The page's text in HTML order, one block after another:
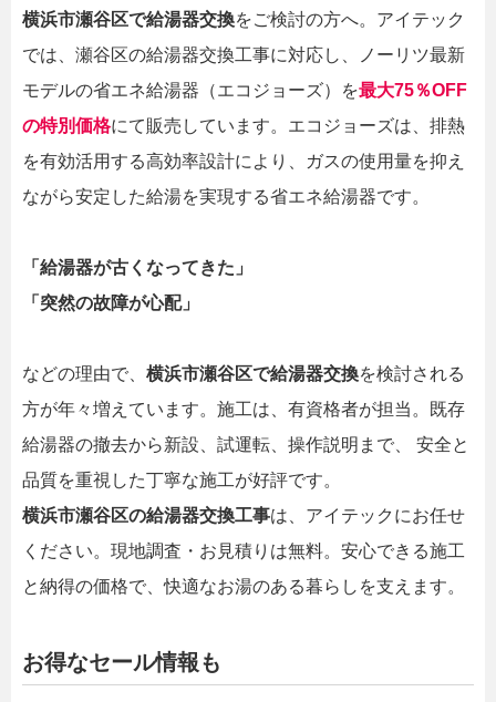
横浜市瀬谷区で給湯器交換をご検討の方へ。アイテック
では、瀬谷区の給湯器交換工事に対応し、ノーリツ最新
モデルの省エネ給湯器（エコジョーズ）を最大75％OFF
の特別価格にて販売しています。エコジョーズは、排熱
を有効活用する高効率設計により、ガスの使用量を抑え
ながら安定した給湯を実現する省エネ給湯器です。
「給湯器が古くなってきた」
「突然の故障が心配」
などの理由で、 横浜市瀬谷区で給湯器交換を検討される
方が年々増えています。施工は、有資格者が担当。既存
給湯器の撤去から新設、試運転、操作説明まで、 安全と
品質を重視した丁寧な施工が好評です。
横浜市瀬谷区の給湯器交換工事は、アイテックにお任せ
ください。現地調査・お見積りは無料。安心できる施工
と納得の価格で、快適なお湯のある暮らしを支えます。
お得なセール情報も